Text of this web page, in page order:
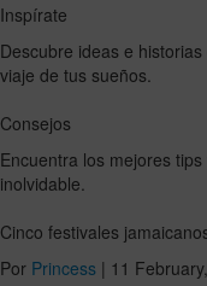
Inspírate
Descubre ideas e
viaje de tus sueños.
Consejos
Encuentra los mejores
inolvidable.
Cinco festivales
Por Princess | 11